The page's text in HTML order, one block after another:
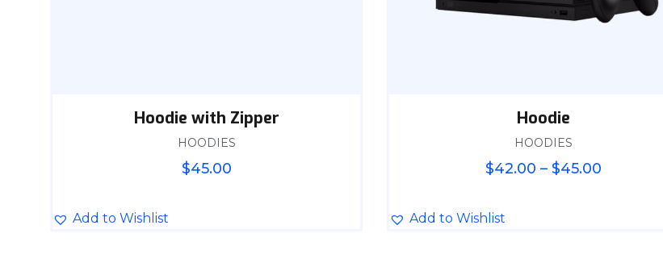
Hoodie with Zipper
HOODIES
$45.00
Add to Wishlist
Hoodie
HOODIES
$42.00 – $45.00
Add to Wishlist